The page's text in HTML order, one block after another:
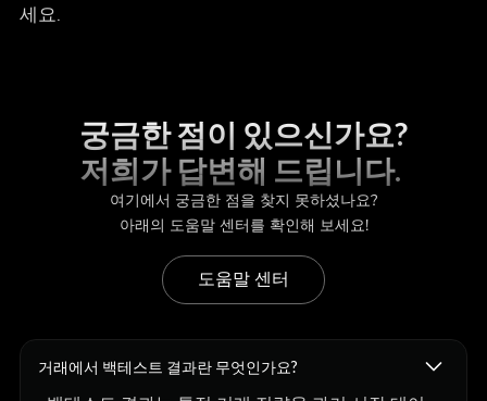
세요.
궁금한 점이 있으신가요?
저희가 답변해 드립니다.
여기에서 궁금한 점을 찾지 못하셨나요?
아래의 도움말 센터를 확인해 보세요!
도움말 센터
거래에서 백테스트 결과란 무엇인가요?